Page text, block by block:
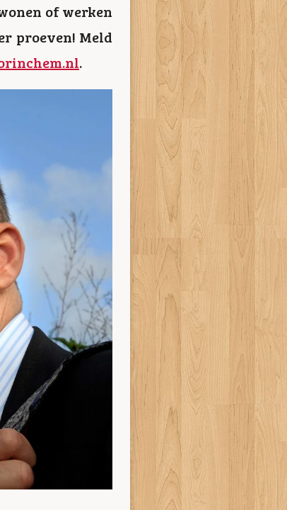
of werken
proeven! Meld
.